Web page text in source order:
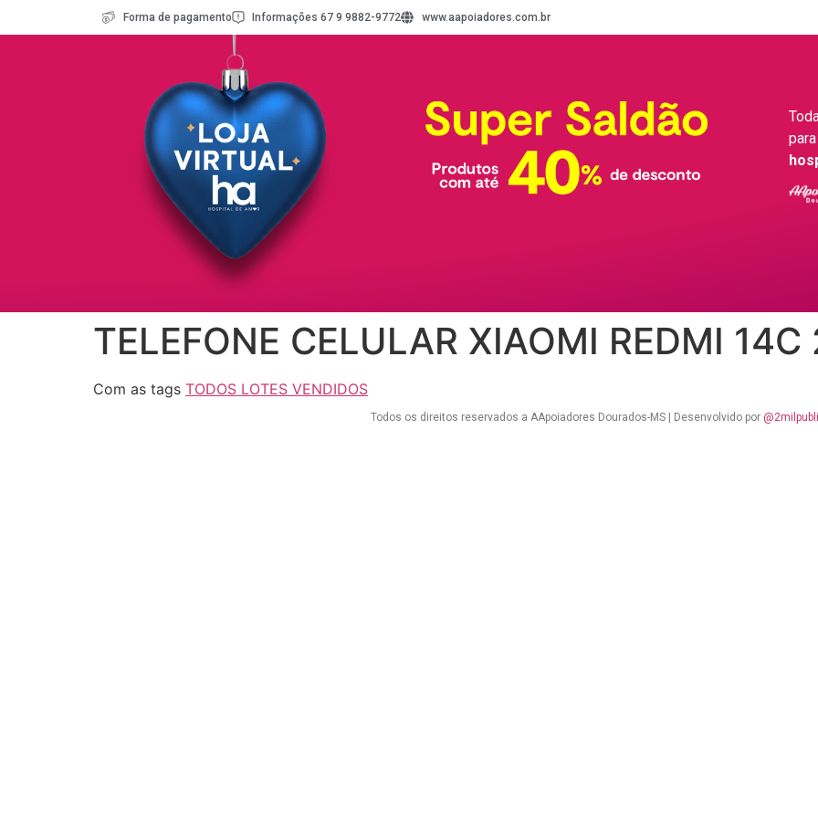
Forma de pagamento Informações 67 9 9882-9772 www.aapoiadores.com.br
TELEFONE CELULAR XIAOMI REDMI 14C
Com as tags TODOS LOTES VENDIDOS
Todos os direitos reservados a AApoiadores Dourados-MS | Desenvolvido por